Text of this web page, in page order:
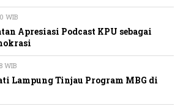
WIB
Apresiasi Podcast KPU sebagai
WIB
Lampung Tinjau Program MBG di